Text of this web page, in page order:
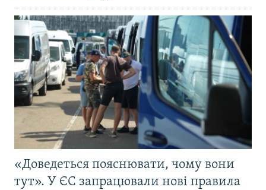
«Доведеться пояснювати, чому вони
тут». У ЄС запрацювали нові правила